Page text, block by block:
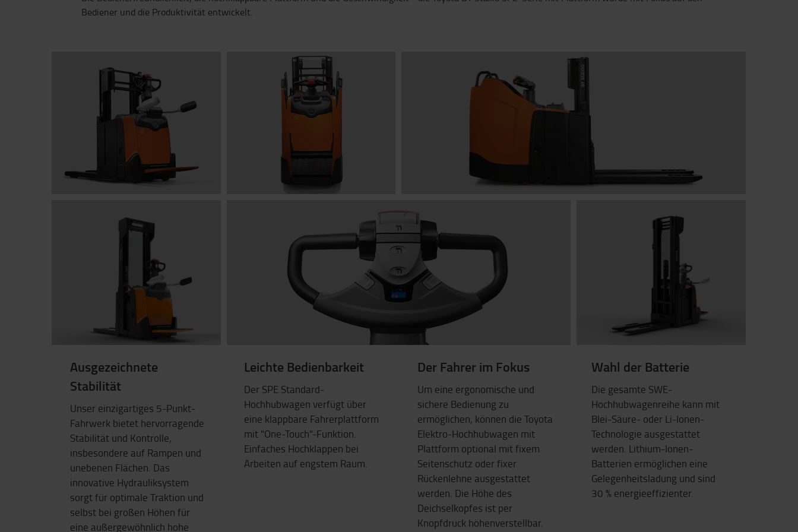
Bediener und die Produktivität entwickelt.
Ausgezeichnete
Stabilität
Unser einzigartiges 5-Punkt-
Fahrwerk bietet hervorragende
Stabilität und Kontrolle,
insbesondere auf Rampen und
unebenen Flächen. Das
innovative Hydrauliksystem
sorgt für optimale Traktion und
selbst bei großen Höhen für
eine außergewöhnlich hohe
Leichte Bedienbarkeit
Der SPE Standard-
Hochhubwagen verfügt über
eine klappbare Fahrerplattform
mit "One-Touch"-Funktion.
Einfaches Hochklappen bei
Arbeiten auf engstem Raum.
Der Fahrer im Fokus
Um eine ergonomische und
sichere Bedienung zu
ermöglichen, können die Toyota
Elektro-Hochhubwagen mit
Plattform optional mit fixem
Seitenschutz oder fixer
Rückenlehne ausgestattet
werden. Die Höhe des
Deichselkopfes ist per
Knopfdruck höhenverstellbar.
Wahl der Batterie
Die gesamte SWE-
Hochhubwagenreihe kann mit
Blei-Säure- oder Li-Ionen-
Technologie ausgestattet
werden. Lithium-Ionen-
Batterien ermöglichen eine
Gelegenheitsladung und sind
30 % energieeffizienter.